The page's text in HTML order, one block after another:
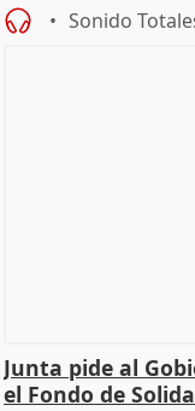
Sonido
Junta pide al
el Fondo de